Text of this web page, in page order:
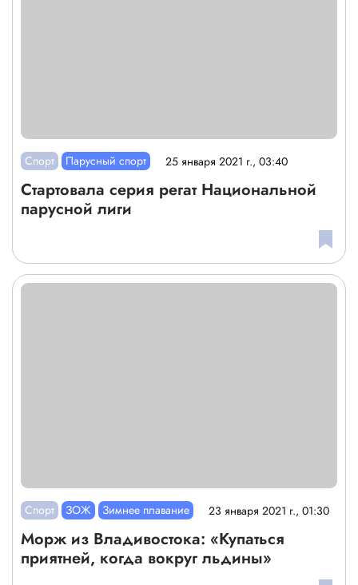
Спорт Парусный спорт 25 января 2021 г., 03:40
Стартовала серия регат Национальной
парусной лиги
Спорт ЗОЖ Зимнее плавание 23 января 2021 г., 01:30
Морж из Владивостока: «Купаться
приятней, когда вокруг льдины»